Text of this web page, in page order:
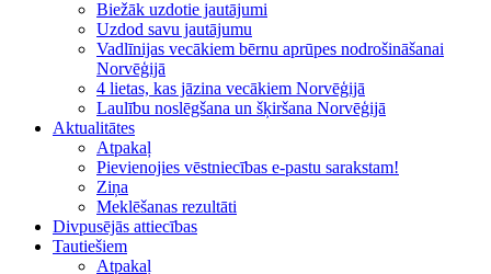
Biežāk uzdotie jautājumi
Uzdod savu jautājumu
Vadlīnijas vecākiem bērnu aprūpes nodrošināšanai
Norvēģijā
4 lietas, kas jāzina vecākiem Norvēģijā
Laulību noslēgšana un šķiršana Norvēģijā
Aktualitātes
Atpakaļ
Pievienojies vēstniecības e-pastu sarakstam!
Ziņa
Meklēšanas rezultāti
Divpusējās attiecības
Tautiešiem
Atpakaļ